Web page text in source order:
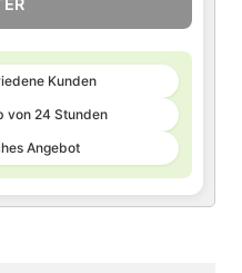
Kunden
von 24 Stunden
Angebot